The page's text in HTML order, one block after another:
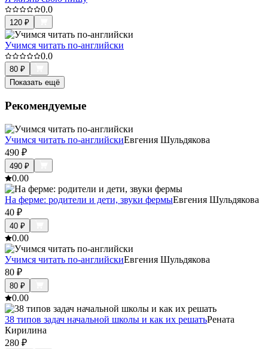
0.0
120 ₽
Учимся читать по-английски
0.0
80 ₽
Показать ещё
Рекомендуемые
Учимся читать по-английскиЕвгения Шульдякова
490 ₽
490 ₽
0.00
На ферме: родители и дети, звуки фермыЕвгения Шульдякова
40 ₽
40 ₽
0.00
Учимся читать по-английскиЕвгения Шульдякова
80 ₽
80 ₽
0.00
38 типов задач начальной школы и как их решатьРената
Кирилина
280 ₽